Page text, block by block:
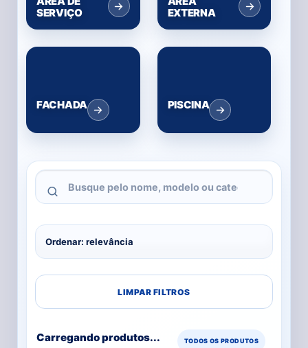
SERVIÇO
EXTERNA
FACHADA PISCINA
LIMPAR FILTROS
Carregando produtos... TODOS OS PRODUTOS